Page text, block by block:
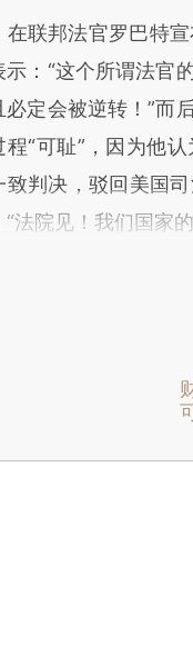
邦法官罗巴特宣
示：“这个所谓法官
必定会被逆转！”而
程“可耻”，因为他
致判决，驳回美国
“法院见！我们国家